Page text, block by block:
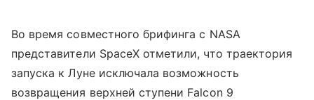
Во время совместного брифинга с NASA
представители SpaceX отметили, что траектория
запуска к Луне исключала возможность
возвращения верхней ступени Falcon 9